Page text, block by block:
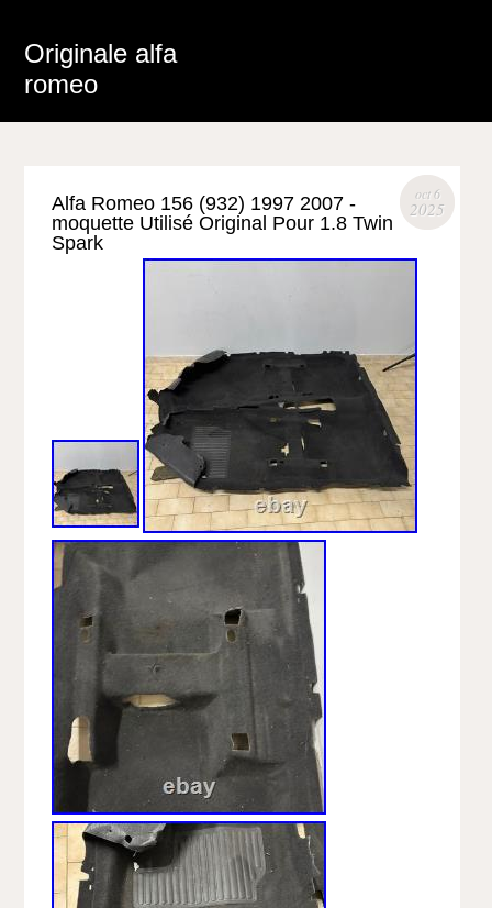
Originale alfa
romeo
oct 6
2025
Alfa Romeo 156 (932) 1997 2007 -
moquette Utilisé Original Pour 1.8 Twin
Spark